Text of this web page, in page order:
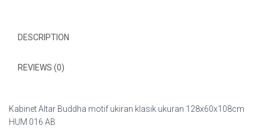
ABDESCRIPTION
REVIEWS (0)
Kabinet Altar Buddha motif ukiran klasik ukuran 128x60x108cm
HUM 016 AB